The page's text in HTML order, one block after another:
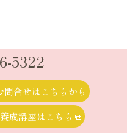
5322
合せはこちらから
成講座はこちら